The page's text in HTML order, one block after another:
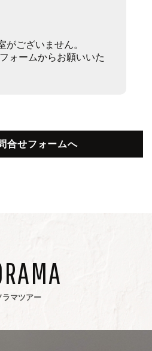
ございません。
ォームからお願いいた
合せフォームへ
ラマツアー